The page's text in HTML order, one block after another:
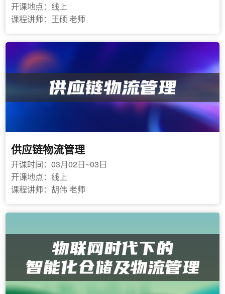
开课地点：线上
课程讲师：王硕 老师
供应链物流管理
开课时间：03月02日~03日
开课地点：线上
课程讲师：胡伟 老师